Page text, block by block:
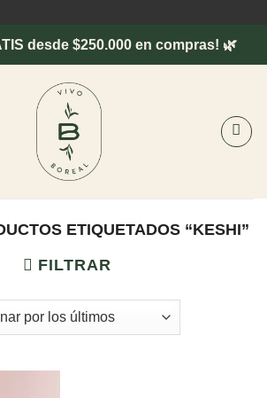
desde $250.000 en compras! 🌿
ETIQUETADOS “KESHI”
FILTRAR